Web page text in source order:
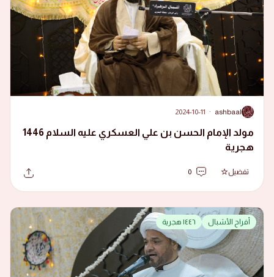
A
ashbaal
·
2024-10-11
مولد الإمام الحسن بن علي العسكري عليه السلام 1446
هجرية
تفضيل 0
أفراح الأشبال ١٤٤٦ هجرية